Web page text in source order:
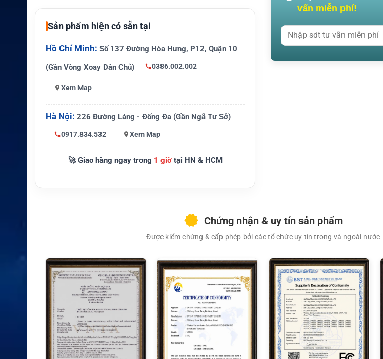
g bụi/nước
Tương thích
Dòng Motorola DP4000e series /
Sản phẩm hiện có sẵn tại
Hồ Chí Minh: Số 137 Đường Hòa Hưng, P12, Quận 10
(Gần Vòng Xoay Dân Chủ)
0386.002.002
Xem Map
Hà Nội: 226 Đường Láng - Đống Đa (Gần Ngã Tư Sở)
0917.834.532 Xem Map
🚀 Giao hàng ngay trong 1 giờtại HN & HCM
vấn miễn phí!
Chứng nhận & uy tín sản phẩm
Được kiểm chứng & cấp phép bởi các tổ chức uy tín trong và ngoài nước
XEM CHI TIẾT XEM CHI TIẾT